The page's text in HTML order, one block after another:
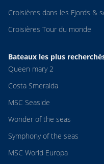
Croisières dans les Fjords &
Croisières Tour du monde
Bateaux les plus
Queen mary 2
Costa Smeralda
MSC Seaside
Wonder of the seas
Symphony of the seas
MSC World Europa